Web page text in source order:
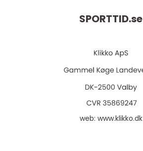
SPORTTID.se
web: www.klikko.dk